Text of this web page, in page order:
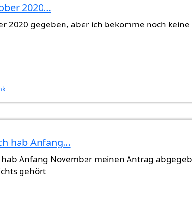
Gast (nicht überprüft)
2020…
2020 gegeben, aber ich bekomme noch keine
Gast (nicht überprüft)
hab Anfang…
Anfang November meinen Antrag
gehört